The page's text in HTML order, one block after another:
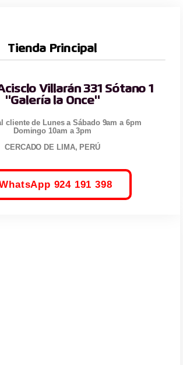
Tienda Principal
Villarán 331 Sótano 1
"Galería la Once"
cliente de Lunes a Sábado 9am a 6pm
Domingo 10am a 3pm
CERCADO DE LIMA, PERÚ
924 191 398